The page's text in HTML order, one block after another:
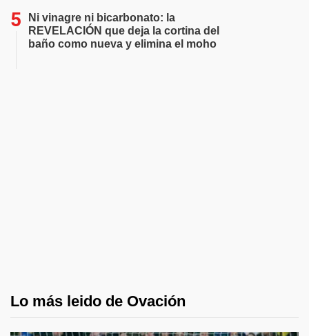
Ni vinagre ni bicarbonato: la
REVELACIÓN que deja la cortina del
baño como nueva y elimina el moho
Lo más leido de Ovación